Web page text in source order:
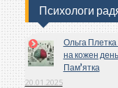
Психологи
Ольга Плетка
на кожен день
Пам’ятка
20.01.2025